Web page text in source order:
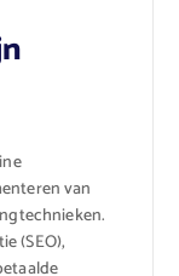
van
(SEO),